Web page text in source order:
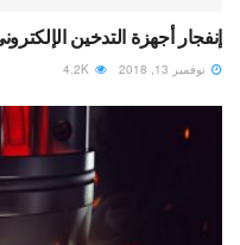
إنفجار أجهزة التدخين
نوفمبر 13, 2018